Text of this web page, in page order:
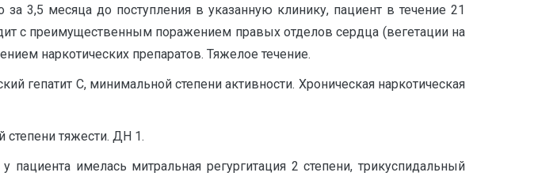
3,5 месяца до поступления в указанную клинику, пациент в течение 21
с преимущественным поражением правых отделов сердца (вегетации на
наркотических препаратов. Тяжелое течение.
гепатит С, минимальной степени активности. Хроническая наркотическая
степени тяжести. ДН 1.
имелась митральная регургитация 2 степени, трикуспидальный